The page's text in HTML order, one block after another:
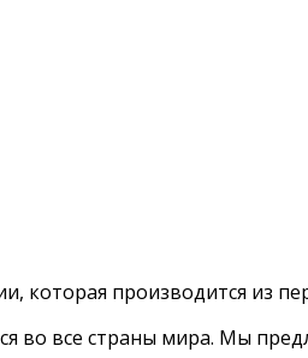
которая производится из
во все страны мира. Мы